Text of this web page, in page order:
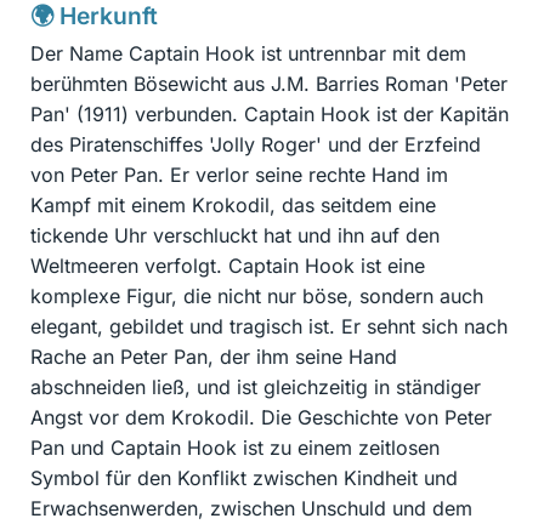
🌍 Herkunft
Der Name Captain Hook ist untrennbar mit dem
berühmten Bösewicht aus J.M. Barries Roman 'Peter
Pan' (1911) verbunden. Captain Hook ist der Kapitän
des Piratenschiffes 'Jolly Roger' und der Erzfeind
von Peter Pan. Er verlor seine rechte Hand im
Kampf mit einem Krokodil, das seitdem eine
tickende Uhr verschluckt hat und ihn auf den
Weltmeeren verfolgt. Captain Hook ist eine
komplexe Figur, die nicht nur böse, sondern auch
elegant, gebildet und tragisch ist. Er sehnt sich nach
Rache an Peter Pan, der ihm seine Hand
abschneiden ließ, und ist gleichzeitig in ständiger
Angst vor dem Krokodil. Die Geschichte von Peter
Pan und Captain Hook ist zu einem zeitlosen
Symbol für den Konflikt zwischen Kindheit und
Erwachsenwerden, zwischen Unschuld und dem